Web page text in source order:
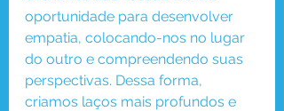
oportunidade para desenvolver
empatia, colocando-nos no lugar
do outro e compreendendo suas
perspectivas. Dessa forma,
criamos laços mais profundos e